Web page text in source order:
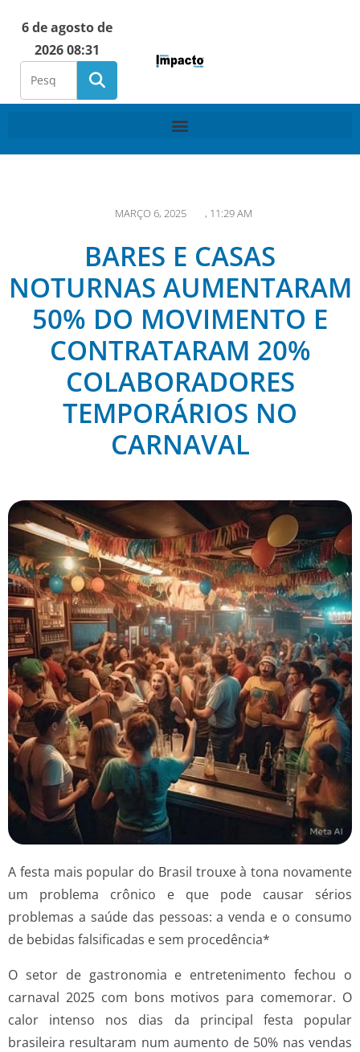
6 de agosto de
2026 08:31
MARÇO 6, 2025 , 11:29 AM
BARES E CASAS
NOTURNAS AUMENTARAM
50% DO MOVIMENTO E
CONTRATARAM 20%
COLABORADORES
TEMPORÁRIOS NO
CARNAVAL
A festa mais popular do Brasil trouxe à tona novamente
um problema crônico e que pode causar sérios
problemas a saúde das pessoas: a venda e o consumo
de bebidas falsificadas e sem procedência*
O setor de gastronomia e entretenimento fechou o
carnaval 2025 com bons motivos para comemorar. O
calor intenso nos dias da principal festa popular
brasileira resultaram num aumento de 50% nas vendas